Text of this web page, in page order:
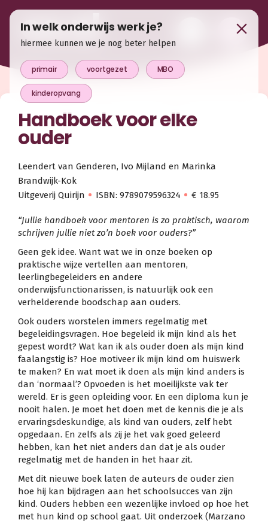
Handboek voor elke
ouder
Leendert van Genderen, Ivo Mijland en Marinka
Brandwijk-Kok
Uitgeverij Quirijn
ISBN: 9789079596324 € 18.95
“Jullie handboek voor mentoren is zo praktisch, waarom
schrijven jullie niet zo’n boek voor ouders?”
Geen gek idee. Want wat we in onze boeken op
praktische wijze vertellen aan mentoren,
leerlingbegeleiders en andere
onderwijsfunctionarissen, is natuurlijk ook een
verhelderende boodschap aan ouders.
Ook ouders worstelen immers regelmatig met
begeleidingsvragen. Hoe begeleid ik mijn kind als het
gepest wordt? Wat kan ik als ouder doen als mijn kind
faalangstig is? Hoe motiveer ik mijn kind om huiswerk
te maken? En wat moet ik doen als mijn kind anders is
dan ‘normaal’? Opvoeden is het moeilijkste vak ter
wereld. Er is geen opleiding voor. En een diploma kun je
nooit halen. Je moet het doen met de kennis die je als
ervaringsdeskundige, als kind van ouders, zelf hebt
opgedaan. En zelfs als zij je het vak goed geleerd
hebben, kan het niet anders dan dat je als ouder
regelmatig met de handen in het haar zit.
Met dit nieuwe boek laten de auteurs de ouder zien
hoe hij kan bijdragen aan het schoolsucces van zijn
kind. Ouders hebben een wezenlijke invloed op hoe het
met hun kind op school gaat. Uit onderzoek (Marzano
In welk onderwijs werk je?
hiermee kunnen we je nog beter helpen
primair voortgezet MBO
kinderopvang